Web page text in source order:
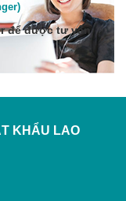
)
để được tư vấn
KHẨU LAO